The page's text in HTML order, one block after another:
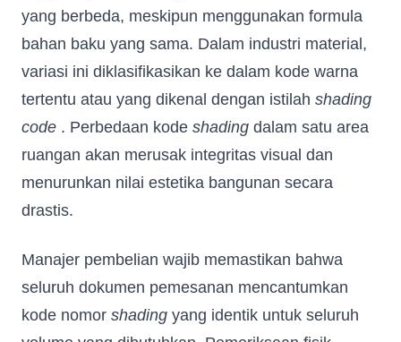
yang berbeda, meskipun menggunakan formula
bahan baku yang sama. Dalam industri material,
variasi ini diklasifikasikan ke dalam kode warna
tertentu atau yang dikenal dengan istilah shading
code . Perbedaan kode shading dalam satu area
ruangan akan merusak integritas visual dan
menurunkan nilai estetika bangunan secara
drastis.
Manajer pembelian wajib memastikan bahwa
seluruh dokumen pemesanan mencantumkan
kode nomor shading yang identik untuk seluruh